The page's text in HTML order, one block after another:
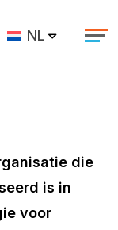
NL
die
is in
voor